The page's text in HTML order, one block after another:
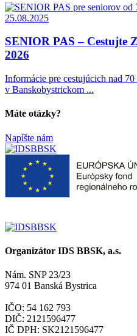
25.08.2025
SENIOR PAS – Cestujte
2026
Informácie pre cestujúcich nad
v Banskobystrickom ...
Máte otázky?
Napíšte nám
Organizátor IDS BBSK, a.s.
Nám. SNP 23/23
974 01 Banská Bystrica
IČO: 54 162 793
DIČ: 2121596477
IČ DPH: SK2121596477